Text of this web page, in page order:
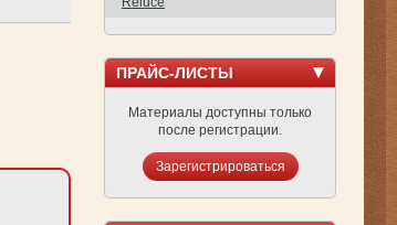
ПРАЙС-ЛИСТЫ
Материалы доступны только
после регистрации.
Зарегистрироваться